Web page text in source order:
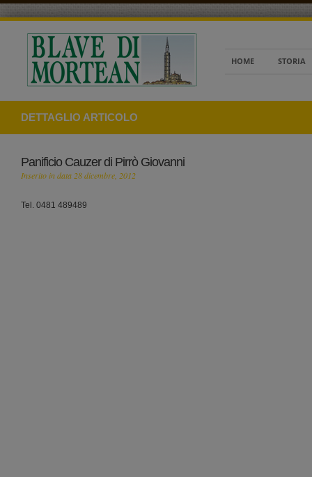
HOME STORIA
DETTAGLIO ARTICOLO
Panificio Cauzer di Pirrò Giovanni
Inserito in data 28 dicembre, 2012
Tel. 0481 489489